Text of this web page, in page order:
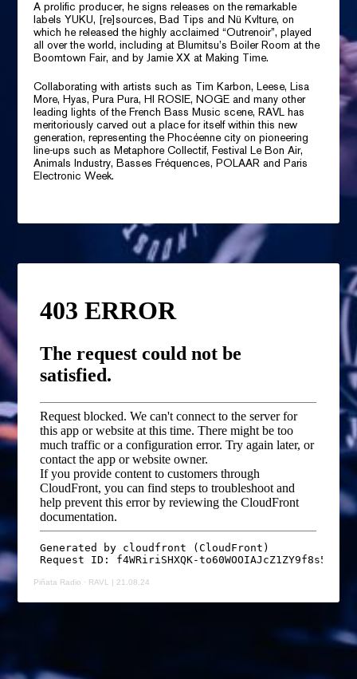
A prolific producer, he signs releases on the remarkable
labels YUKU, [re]sources, Bad Tips and Nü Kvlture, on
which he released the highly acclaimed “Outrenoir”, played
all over the world, including at Blumitsu’s Boiler Room at the
Boomtown Fair, and by Jamie XX at Making Time.
Collaborating with artists such as Tim Karbon, Leese, Lisa
More, Hyas, Pura Pura, HI ROSIE, NOGE and many other
leading lights of the French Bass Music scene, RAVL has
meritoriously carved out a place for itself within this new
generation, representing the Phocéenne city on pioneering
line-ups such as Metaphore Collectif, Festival Le Bon Air,
Animals Industry, Basses Fréquences, POLAAR and Paris
Electronic Week.
Piñata Radio · RAVL | 21.08.24